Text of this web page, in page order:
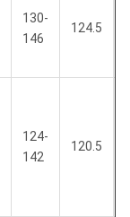
130-
146
124.5
124-
142
120.5